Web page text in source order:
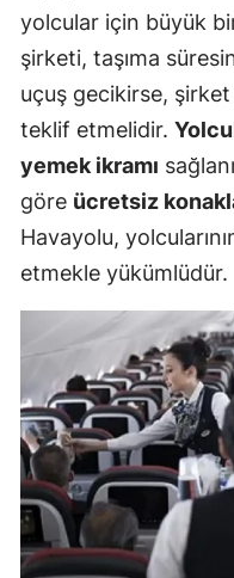
yolcular için büyük
şirketi, taşıma
uçuş gecikirse,
teklif etmelidir.
yemek ikramı
göre ücretsiz
Havayolu,
etmekle yükümlüdür.